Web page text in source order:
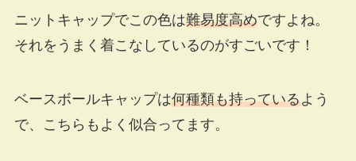
ニットキャップでこの色は難易度高めですよね。
それをうまく着こなしているのがすごいです！
ベースボールキャップは何種類も持っているよう
で、こちらもよく似合ってます。